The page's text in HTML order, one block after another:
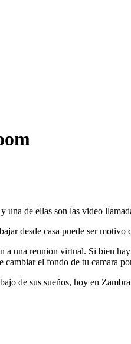
una de ellas son las video
desde casa puede ser
a una reunion virtual. Si bien
cambiar el fondo de tu camara
de sus sueños, hoy en